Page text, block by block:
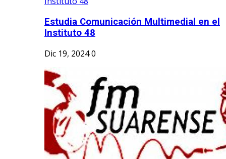
Estudia Comunicación Multimedial en el
Instituto 48
Dic 19, 20240